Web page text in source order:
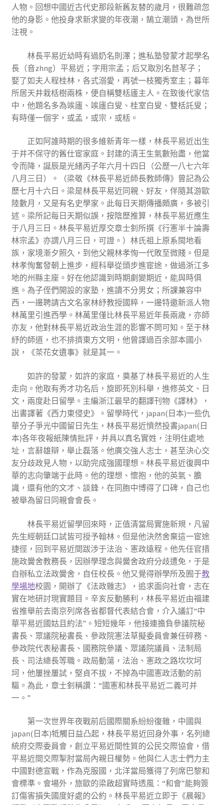
人物。回想中國近古代史那段新舊友替的歲月，很難疏忽
他的身影。他投身求新求變的年夜潮，鵠立潮頭，為世所
注視。
林長平易近幼時有過奶名則澤；進私塾發蒙才起學名
長（音zhng）平易近；字用宗孟；后又取別名苣苳子；
娶了如夫人程桂林，各式溺愛，再號一枝獨秀室主；暮年
所居天井栽栝樹兩株，便自稱雙栝廬主人。在致後代家信
中，他題名多為竢廬、竢廬白叟、桂室白叟、雙栝託叟；
有時僅一個字，或孟，或宗，或栝。
正如阿誰時期的很多維新青年一樣，林長平易近出生
于并不保守的舊仕宦家庭。封建的清王生氣數殆盡，他當
令而降，誕辰是光緒丙子年六月十四日（公歷一八七六年
八月三日）。（梁敬《林長平易近師長教師傳》曾記為公
歷七月十六日。梁是林長平易近同親、好友，伴隨其游歐
陸數月，又是有名史學家。此每日天期傳播頗廣，多被引
述。梁所記每日天期似誤，按陰歷推算，林長平易近應生
于八月三日。林長平易近厚交章士釗所撰《行憲半十論壽
林宗孟》亦謂八月三日，可證。）林氏祖上原系閩地看
族，家境漸夕照久，到他父親林孝恂一代敗至微賤。但是
林孝恂奮發朝上進步，經科舉從頭步進宦途，做過浙江多
地的州縣主座。好在他認識到時期劇變期近，能與時俱
進。為子侄們開設的家塾，進讀不分男女；所課兼容中
西，一邊聘請古文名家林紓教授國粹，一邊特邀新派人物
林萬里引進西學。林萬里僅比林長平易近年長兩歲，亦師
亦友，他對林長平易近政治生涯的影響不問可知。至于林
紓的師道，也不排擠東方文明，他曾譯過百余部本國小
說，《茶花女遺事》就是其一。
如許的發蒙，如許的家庭，奠基了林長平易近的人生
走向。他取有秀才功名后，旋即死別科舉，進修英文、日
文，兩度赴日留學。主編浙江最早的翻譯刊物《譯林》，
出書譯著《西力東侵史》。留學時代，japan(日本)一些仇
華分子爭光中國留日先生，林長平易近憤然投書japan(日
本)各年夜報紙陳情批評，并具以真名實姓，注明住處地
址，言辭雄辯，舉止磊落。他廣交強人志士，甚至決心交
友分歧政見人物，以助完成強國理想。林長平易近復興中
華的志向肇端于此時。他的理想、懷抱，他的英氣、膽
識，還有他的文才、談鋒，在同胞中博得了口碑，自己也
被舉為留日同親會會長。
林長平易近留學回來時，正值清當局實施新規，凡留
先生經朝廷口試皆可授予翰林。但是他決然舍棄這一宦途
捷徑，回到平易近間跋涉于法治、憲政遠程。他先任官措
施政黌舍教務長，因辦學理念與黌舍政府分歧遭免，于是
自辦私立法政黌舍，自任校長。他又覺得辦學所及囿于教
學場地校園，開辦了《法政雜志》，追求面向社會，志在
實在地研討現實題目。辛亥反動勝利，林長平易近由福建
省推舉前去南京列席各省都督代表結合會，介入議訂“中
華平易近國姑且約法”。短短幾年，他接連擔負參議院秘
書長、眾議院秘書長、參政院憲法草擬委員會兼任碎務、
參政院代表秘書長、國務院參議、眾議院議員、法制局
長、司法總長等職。政局動蕩，法治、憲政之路坎坎坷
坷，他屢挫屢試，堅貞不拔，不掉為中國憲政活動的前
驅。為此，章士釗稱讚：“國憲和林長平易近二義可并
一。”
第一次世界年夜戰前后國際關系紛紛復雜，中國與
japan(日本)牴觸日益凸起，林長平易近回身外事，名列總
統府交際委員會，創立平易近間性質的公民交際協會，借
平易近間交際掣肘當局內親日權勢。他與仁人志士們力主
中國對德宣戰，作為克服國，北洋當局獲得了列席巴黎和
會標準。會場外，旅歐的梁啟超實時透風：“和會”能夠簽
訂傷害損失國度好處的公約。林長平易近立即于《晨報》